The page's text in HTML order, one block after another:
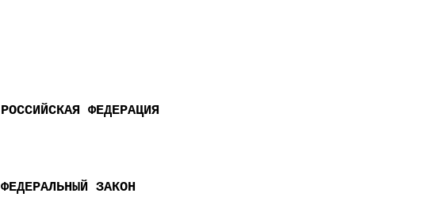
РОССИЙСКАЯ ФЕДЕРАЦИЯ
ФЕДЕРАЛЬНЫЙ ЗАКОН